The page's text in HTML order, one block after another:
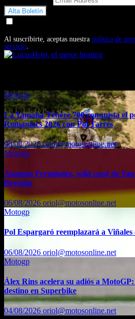
Al suscribirte, aceptas nuestra política de
servicio.
Motogp
La Yamaha Ténéré 700 conquista el
Romaniacs 2026 con Pol Tarrés
06/08/2026oriol@motosonline.net
Motogp
Augusto Fernández, wild card de
Bretaña
06/08/2026 oriol@motosonline.net
Motogp
Pol Espargaró reemplazará a
06/08/2026 oriol@motosonline.net
Motogp
Álex Rins acelera su adiós a
destino en Superbike
04/08/2026 oriol@motosonline.net